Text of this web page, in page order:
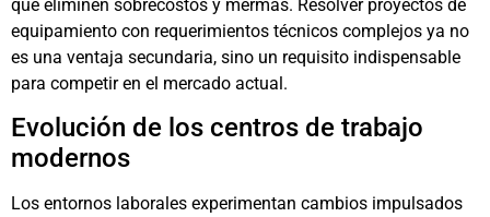
que eliminen sobrecostos y mermas. Resolver proyectos de
equipamiento con requerimientos técnicos complejos ya no
es una ventaja secundaria, sino un requisito indispensable
para competir en el mercado actual.
Evolución de los centros de trabajo
modernos
Los entornos laborales experimentan cambios impulsados